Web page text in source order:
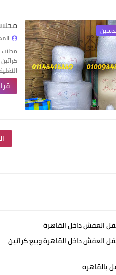
العفش داخل القاهرة
العفش داخل القاهرة وبيع كراتين
بالقاهره